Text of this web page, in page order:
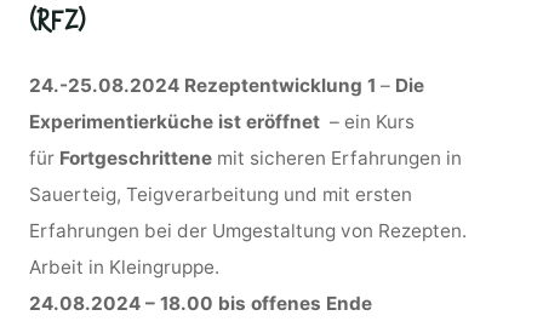
(RFZ)
24.-25.08.2024 Rezeptentwicklung 1– Die
Experimentierküche ist eröffnet– ein Kurs
für Fortgeschrittene mit sicheren Erfahrungen in
Sauerteig, Teigverarbeitung und mit ersten
Erfahrungen bei der Umgestaltung von Rezepten.
Arbeit in Kleingruppe.
24.08.2024 – 18.00 bis offenes Ende